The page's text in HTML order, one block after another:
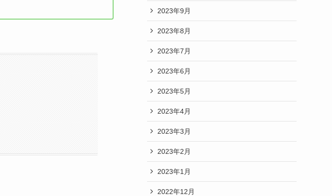
2023年9月
2023年8月
2023年7月
2023年6月
2023年5月
2023年4月
2023年3月
2023年2月
2023年1月
2022年12月